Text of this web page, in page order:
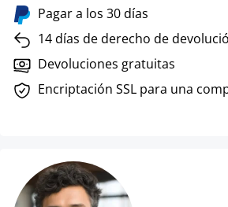
Pagar a los 30 días
14 días de derecho de
Devoluciones gratuitas
Encriptación SSL para una